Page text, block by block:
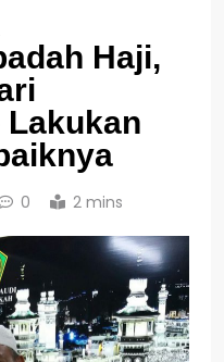
Haji,
Lakukan
0 2 mins